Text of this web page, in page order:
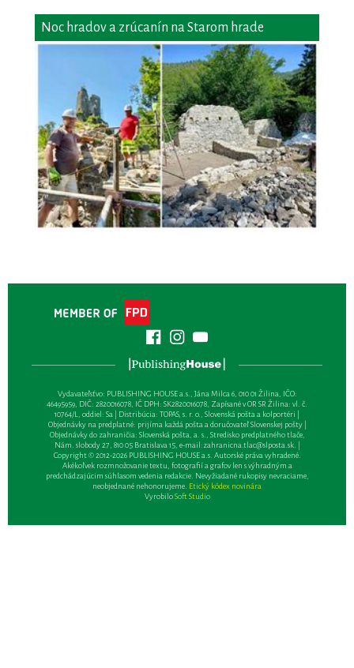
Noc hradov a zrúcanín na Starom hrade
Vydavateľsťvo: PUBLISHING HOUSE a.s., Jána Milca 6, 010 01 Žilina, IČO:
46495959, DIČ: 2820016078, IČ DPH: SK2820016078, Zapísané v OR SR Žilina: vl. č.
10764/L, oddiel: Sa | Distribúcia: TOPAS, s. r. o., Slovenská pošta a kolportéri |
Objednávky na predplatné: prijíma každá pošta a doručovateľ Slovenskej pošty |
Objednávky do zahraničia: Slovenská pošta, a. s., Stredisko predplatného tlače,
Nám. slobody 27, 810 05 Bratislava 15, e-mail:zahranicna.tlac@slposta.sk. |
Copyright © 2012-2026 PUBLISHING HOUSE a.s. Autorské práva vyhradené.
Akékoľvek rozmnožovanie textu, fotografií a grafov len s výhradným a
predchádzajúcim súhlasom vedenia redakcie. Nevyžiadané rukopisy nevraciame,
neobjednané nehonorujeme. Etický kódex novinára
VyrobiloSoft Studio